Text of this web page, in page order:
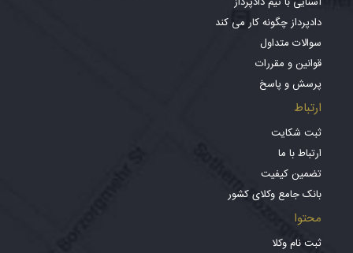
دادپرداز چگونه کار می کند
سوالات متداول
قوانین و مقررات
پرسش و پاسخ
ارتباط
ثبت شکایت
ارتباط با ما
تضمین کیفیت
بانک جامع وکلای کشور
محتوا
ثبت نام وکلا